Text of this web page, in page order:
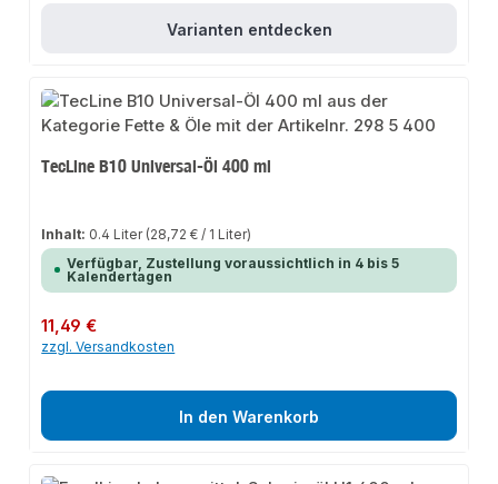
Varianten entdecken
TecLine B10 Universal-Öl 400 ml
Inhalt: 0.4 Liter (28,72 € / 1 Liter)
Verfügbar, Zustellung voraussichtlich in 4 bis 5
Kalendertagen
Regulärer Preis:
11,49 €
zzgl. Versandkosten
In den Warenkorb